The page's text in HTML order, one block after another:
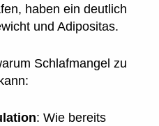
haben ein deutlich
und Adipositas.
Schlafmangel zu
: Wie bereits